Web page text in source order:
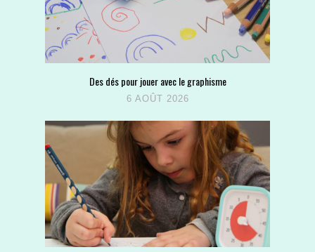
Des dés pour jouer avec le graphisme
6 AOÛT 2026